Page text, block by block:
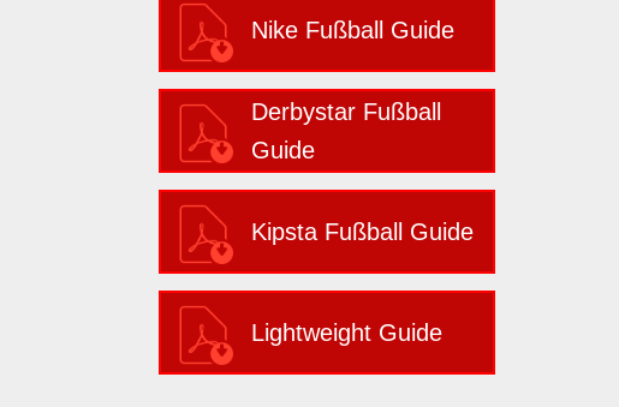
Nike Fußball Guide
Derbystar Fußball
Guide
Kipsta Fußball Guide
Lightweight Guide